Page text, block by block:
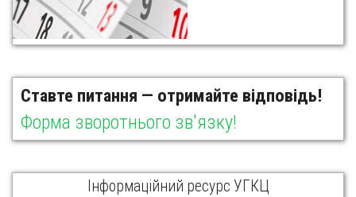
Ставте питання — отримайте відповідь!
Форма зворотнього зв'язку!
Інформаційний ресурс УГКЦ